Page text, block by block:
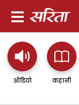
ऑडियो कहानी